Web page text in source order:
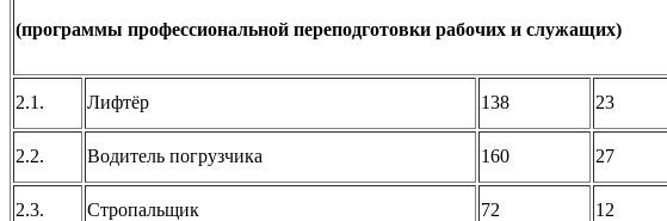
(программы профессиональной переподготовки рабочих и служащих)
2.1. Лифтёр 138 23
2.2. Водитель погрузчика 160 27
2.3. Стропальщик 72 12